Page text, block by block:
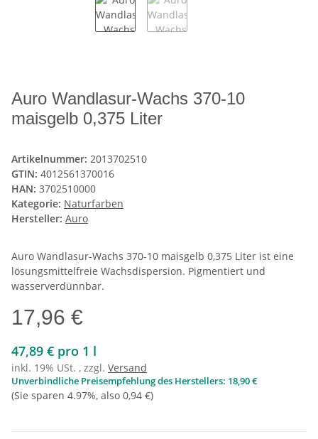
Auro Wandlasur-Wachs 370-10
maisgelb 0,375 Liter
Artikelnummer: 2013702510
GTIN: 4012561370016
HAN: 3702510000
Kategorie: Naturfarben
Hersteller: Auro
Auro Wandlasur-Wachs 370-10 maisgelb 0,375 Liter ist eine
lösungsmittelfreie Wachsdispersion. Pigmentiert und
wasserverdünnbar.
17,96 €
47,89 € pro 1 l
inkl. 19% USt. , zzgl. Versand
Unverbindliche Preisempfehlung des Herstellers: 18,90 €
(Sie sparen 4.97%, also 0,94 €)